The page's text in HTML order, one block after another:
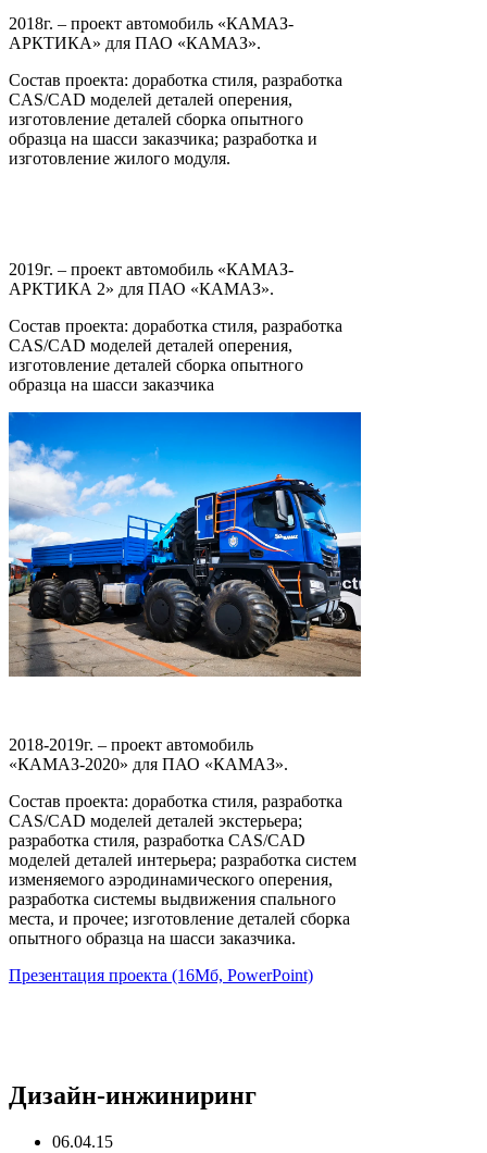
2018г. – проект автомобиль «КАМАЗ-
АРКТИКА» для ПАО «КАМАЗ».
Состав проекта: доработка стиля, разработка
CAS/CAD моделей деталей оперения,
изготовление деталей сборка опытного
образца на шасси заказчика; разработка и
изготовление жилого модуля.
2019г. – проект автомобиль «КАМАЗ-
АРКТИКА 2» для ПАО «КАМАЗ».
Состав проекта: доработка стиля, разработка
CAS/CAD моделей деталей оперения,
изготовление деталей сборка опытного
образца на шасси заказчика
2018-2019г. – проект автомобиль
«КАМАЗ-2020» для ПАО «КАМАЗ».
Состав проекта: доработка стиля, разработка
CAS/CAD моделей деталей экстерьера;
разработка стиля, разработка CAS/CAD
моделей деталей интерьера; разработка систем
изменяемого аэродинамического оперения,
разработка системы выдвижения спального
места, и прочее; изготовление деталей сборка
опытного образца на шасси заказчика.
Презентация проекта (16Мб, PowerPoint)
Дизайн-инжиниринг
06.04.15